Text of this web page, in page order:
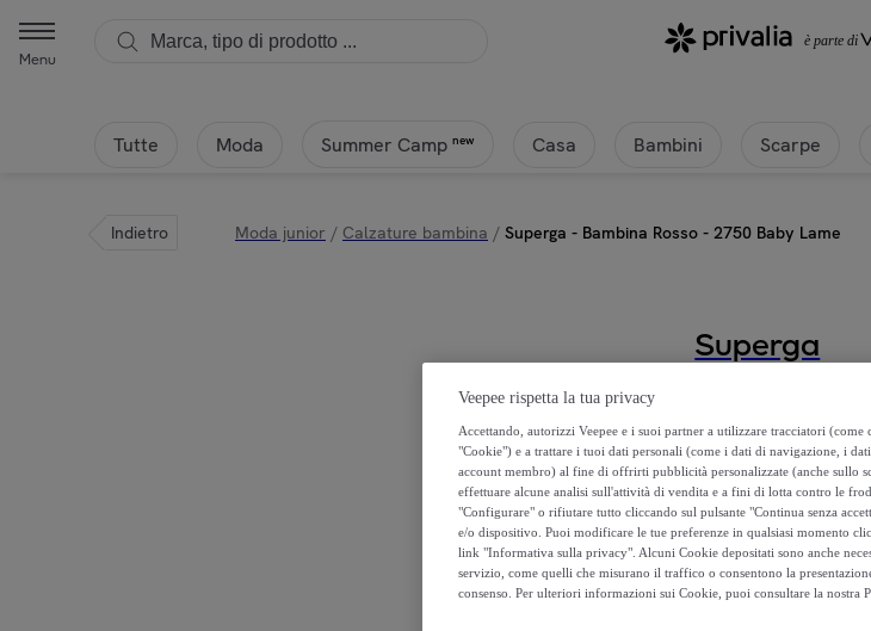
Menu
Tutte Moda Summer Camp new Casa Bambini Scarpe
Indietro Moda junior / Calzature bambina / Superga - Bambina Rosso - 2750 Baby Lame
Superga
Superga -
24,99 €
50,00 €
- %
Veepee rispetta la tua privacy
Accettando, autorizzi Veepee e i suoi partner a utilizzare tracciatori
"Cookie") e a trattare i tuoi dati personali (come i dati di navigazione, i
account membro) al fine di offrirti pubblicità personalizzate (anche sullo
effettuare alcune analisi sull'attività di vendita e a fini di lotta contro le
"Configurare" o rifiutare tutto cliccando sul pulsante "Continua senza
e/o dispositivo. Puoi modificare le tue preferenze in qualsiasi momento
link "Informativa sulla privacy". Alcuni Cookie depositati sono anche
servizio, come quelli che misurano il traffico o consentono la
consenso. Per ulteriori informazioni sui Cookie, puoi consultare la nostra